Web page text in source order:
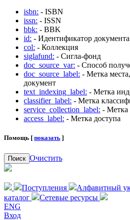
isbn: - ISBN
issn: - ISSN
bbk: - BBK
id: - Идентификатор документа
col: - Коллекция
siglafund: - Сигла-фонд
doc_source_var: - Способ
doc_source_label: - Метка
документ
text_indexing_label: - Метка
classifier_label: - Метка
service_collection_label: - Метка
access_label: - Метка доступа
Помощь [ показать ]
Поиск Очистить
Поступления Алфавитный
каталог
Сетевые ресурсы
ENG
Вход